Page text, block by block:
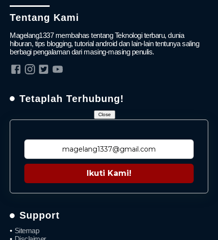
Tentang Kami
Magelang1337 membahas tentang Teknologi terbaru, dunia
hiburan, tips blogging, tutorial android dan lain-lain tentunya saling
berbagi pengalaman dari masing-masing penulis.
Tetaplah Terhubung!
Ikuti Kami!
Support
Sitemap
Close